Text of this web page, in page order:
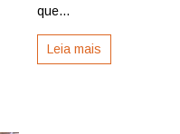
que...
Leia mais